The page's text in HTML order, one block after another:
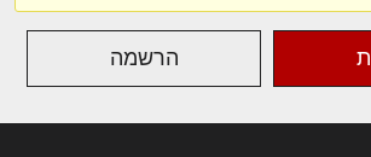
הרשמה